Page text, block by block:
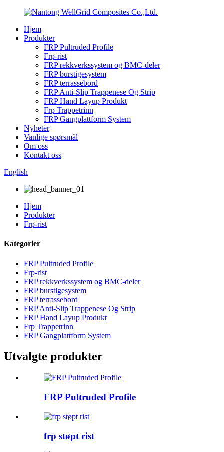
Hjem
Produkter
FRP Pultruded Profile
Frp-rist
FRP rekkverkssystem og BMC-deler
FRP burstigesystem
FRP terrassebord
FRP Anti-Slip Trappenese Og Strip
FRP Hand Layup Produkt
Frp Trappetrinn
FRP Gangplattform System
Nyheter
Vanlige spørsmål
Om oss
Kontakt oss
English
Hjem
Produkter
Frp-rist
Kategorier
FRP Pultruded Profile
Frp-rist
FRP rekkverkssystem og BMC-deler
FRP burstigesystem
FRP terrassebord
FRP Anti-Slip Trappenese Og Strip
FRP Hand Layup Produkt
Frp Trappetrinn
FRP Gangplattform System
Utvalgte produkter
FRP Pultruded Profile
frp støpt rist